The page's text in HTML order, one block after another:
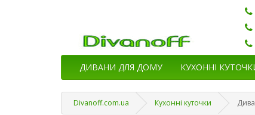
ДИВАНИ ДЛЯ ДОМУ КУХОННІ
Divanoff.com.ua Кухонні куточки